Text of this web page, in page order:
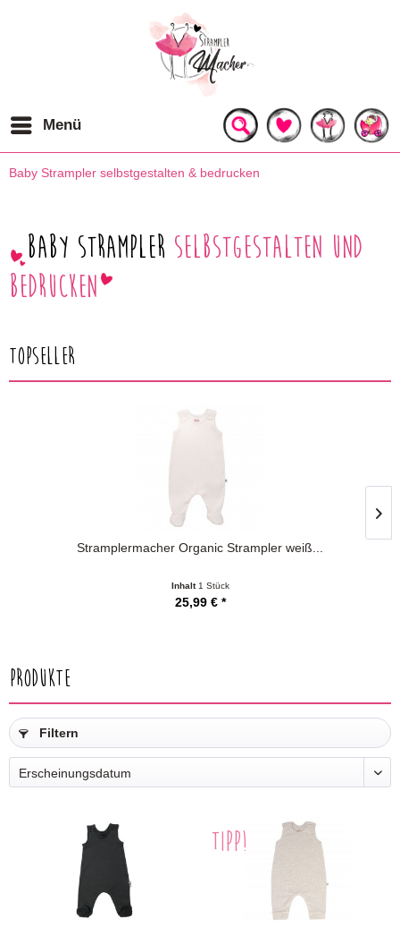
Menü
Baby Strampler selbstgestalten & bedrucken
Baby Strampler selbstgestalten und
bedrucken
Topseller
Stramplermacher Organic Strampler weiß...
Inhalt 1 Stück
25,99 € *
Produkte
Filtern
TIPP!